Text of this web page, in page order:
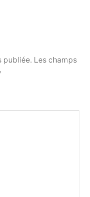
publiée. Les champs